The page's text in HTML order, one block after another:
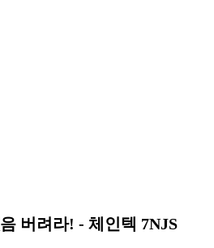
버려라! - 체인텍 7NJS